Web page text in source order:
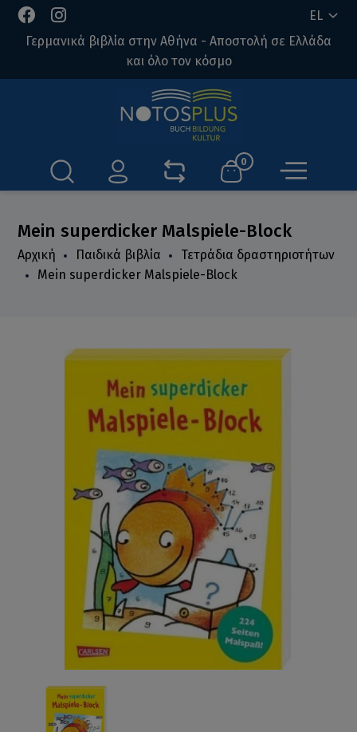
EL
Γερμανικά βιβλία στην Αθήνα - Αποστολή σε Ελλάδα
και όλο τον κόσμο
0
Mein superdicker Malspiele-Block
Αρχική Παιδικά βιβλία
Τετράδια δραστηριοτήτων
Mein superdicker Malspiele-Block